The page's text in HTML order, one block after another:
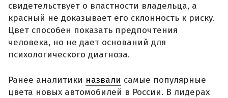
свидетельствует о властности владельца, а
красный не доказывает его склонность к риску.
Цвет способен показать предпочтения
человека, но не дает оснований для
психологического диагноза.
Ранее аналитики назвали самые популярные
цвета новых автомобилей в России. В лидерах